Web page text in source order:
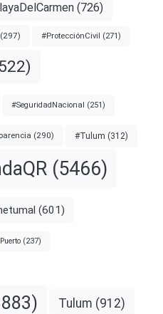
(726)
(297) #ProtecciónCivil (271)
#SeguridadNacional (251)
(290) #Tulum (312)
(5466)
(601)
(237)
Tulum (912)